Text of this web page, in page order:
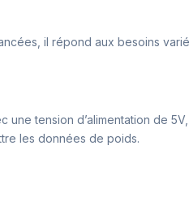
il répond aux besoins
tension d’alimentation de
les données de poids.